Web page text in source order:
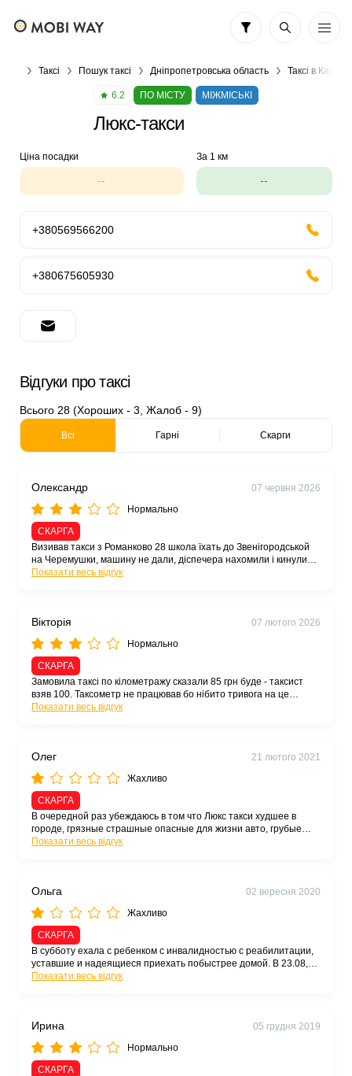
Таксі Пошук таксі Дніпропетровська область Таксі в
6.2 ПО МІСТУ МІЖМІСЬКІ
Люкс-такси
Ціна посадки
--
За 1 км
--
+380569566200
+380675605930
Відгуки про таксі
Всього 28 (Хороших - 3, Жалоб - 9)
Всі Гарні Скарги
Олександр
07 червня 2026
Нормально
СКАРГА
Визивав такси з Романково 28 школа їхать до Звенігородськой
на Черемушки, машину не дали, діспечера нахомили і кинули
слухавку Дану службу таксі не рекомендую ні за що
Показати весь відгук
Вікторія
07 лютого 2026
Нормально
СКАРГА
Замовила таксі по кілометражу сказали 85 грн буде - таксист
взяв 100. Таксометр не працював бо нібито тривога на це
впливає сказала оператор. Попросила зясувати причину
Показати весь відгук
Олег
21 лютого 2021
Жахливо
СКАРГА
В очередной раз убеждаюсь в том что Люкс такси худшее в
городе, грязные страшные опасные для жизни авто, грубые
ОПЕРАТОРЫ, клиентоориентированность нулевая(
Показати весь відгук
Ольга
02 вересня 2020
Жахливо
СКАРГА
В субботу ехала с ребенком с инвалидностью с реабилитации,
уставшие и надеящиеся приехать побыстрее домой. В 23.08,
приехав на ж.д. вокзал, попыталась вызвать машину. С трудом
Показати весь відгук
Ирина
05 грудня 2019
Нормально
СКАРГА